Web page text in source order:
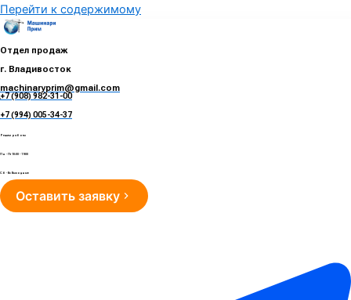
Перейти к содержимому
Отдел продаж
г. Владивосток
machinaryprim@gmail.com
+7 (908) 982-31-00
+7 (994) 005-34-37
Режим работы
Пн - Пт 10:00 - 19:00
Сб - Вс Выходные
Оставить заявку